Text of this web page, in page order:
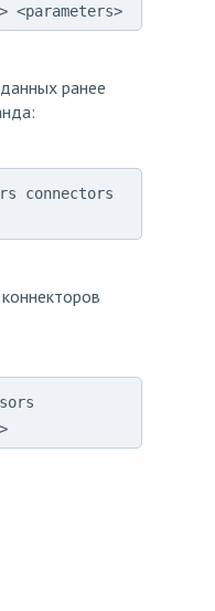
<parameters>
ранее
connectors